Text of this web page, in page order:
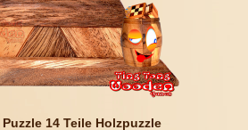
14 Teile Holzpuzzle